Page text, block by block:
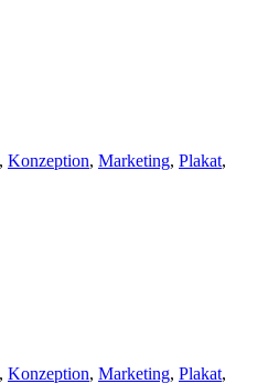
, Konzeption, Marketing, Plakat,
, Konzeption, Marketing, Plakat,